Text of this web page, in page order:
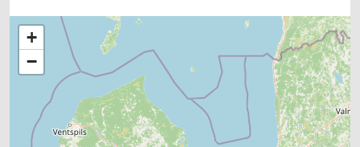
+
−